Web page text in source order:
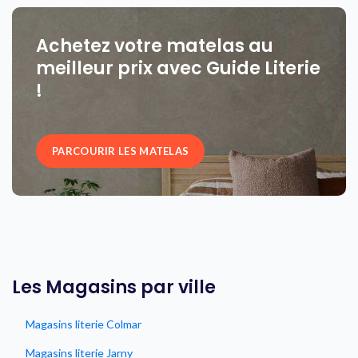
Achetez votre matelas au
meilleur prix avec Guide Literie
!
PARCOURIR LES MATELAS
Les Magasins par ville
Magasins literie Colmar
Magasins literie Jarny